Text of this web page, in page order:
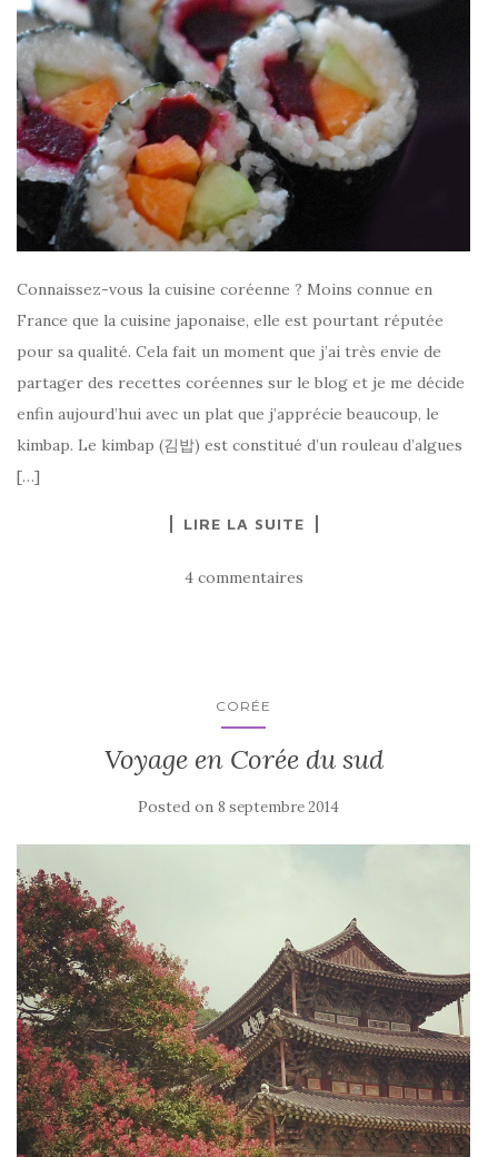
Connaissez-vous la cuisine coréenne ? Moins connue en
France que la cuisine japonaise, elle est pourtant réputée
pour sa qualité. Cela fait un moment que j’ai très envie de
partager des recettes coréennes sur le blog et je me décide
enfin aujourd’hui avec un plat que j’apprécie beaucoup, le
kimbap. Le kimbap (김밥) est constitué d’un rouleau d’algues
[…]
LIRE LA SUITE
4 commentaires
CORÉE
Voyage en Corée du sud
Posted on 8 septembre 2014